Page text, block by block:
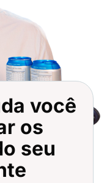
você
os
seu